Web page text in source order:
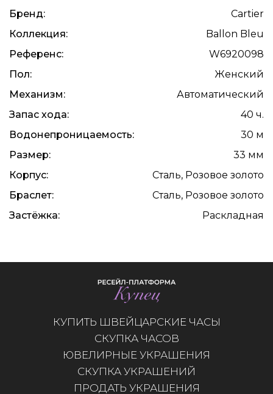
Бренд:
Cartier
Коллекция:
Ballon Bleu
Референс:
W6920098
Пол:
Женский
Механизм:
Автоматический
Запас хода:
40 ч.
Водонепроницаемость:
30 м
Размер:
33 мм
Корпус:
Сталь, Розовое золото
Браслет:
Сталь, Розовое золото
Застёжка:
Раскладная
КУПИТЬ ШВЕЙЦАРСКИЕ ЧАСЫ
СКУПКА ЧАСОВ
ЮВЕЛИРНЫЕ УКРАШЕНИЯ
СКУПКА УКРАШЕНИЙ
ПРОДАТЬ УКРАШЕНИЯ